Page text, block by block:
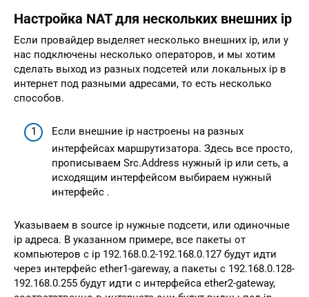
Настройка NAT для нескольких внешних ip
Если провайдер выделяет несколько внешних ip, или у
нас подключены несколько операторов, и мы хотим
сделать выход из разных подсетей или локальных ip в
интернет под разными адресами, то есть несколько
способов.
Если внешние ip настроены на разных
интерфейсах маршрутизатора. Здесь все просто,
прописываем Src.Address нужный ip или сеть, а
исходящим интерфейсом выбираем нужный
интерфейс .
Указываем в source ip нужные подсети, или одиночные
ip адреса. В указанном примере, все пакеты от
компьютеров с ip 192.168.0.2-192.168.0.127 будут идти
через интерфейс ether1-gareway, а пакеты с 192.168.0.128-
192.168.0.255 будут идти с интерфейса ether2-gateway,